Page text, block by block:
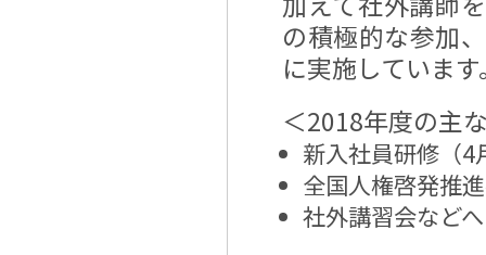
の積極的な参加
に実施していま
＜2018年度の主
新入社員研修
全国人権啓発推
社外講習会など